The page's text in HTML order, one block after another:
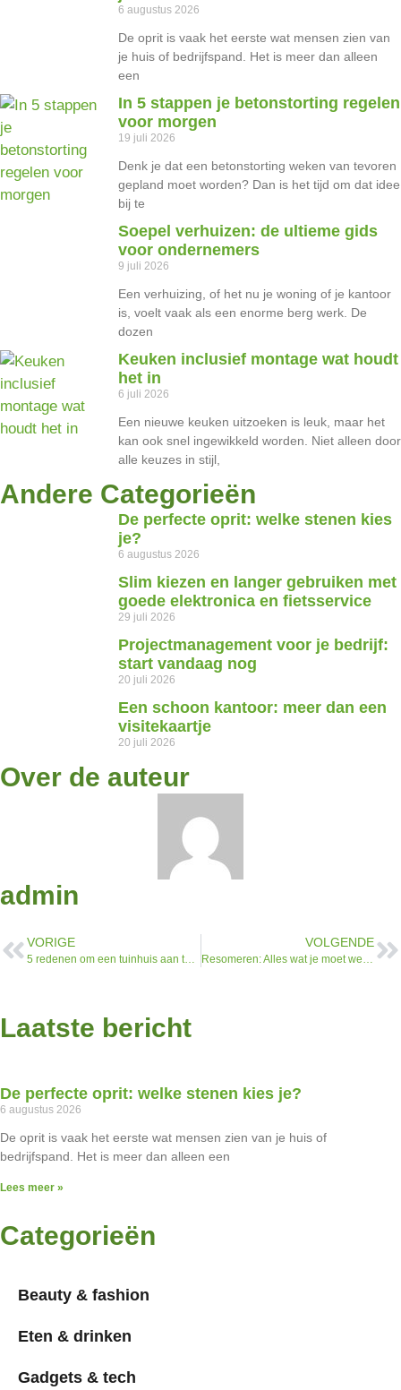
6 augustus 2026
De oprit is vaak het eerste wat mensen zien van
je huis of bedrijfspand. Het is meer dan alleen
een
In 5 stappen je betonstorting regelen
voor morgen
19 juli 2026
Denk je dat een betonstorting weken van tevoren
gepland moet worden? Dan is het tijd om dat idee
bij te
Soepel verhuizen: de ultieme gids
voor ondernemers
9 juli 2026
Een verhuizing, of het nu je woning of je kantoor
is, voelt vaak als een enorme berg werk. De
dozen
Keuken inclusief montage wat houdt
het in
6 juli 2026
Een nieuwe keuken uitzoeken is leuk, maar het
kan ook snel ingewikkeld worden. Niet alleen door
alle keuzes in stijl,
Andere Categorieën
De perfecte oprit: welke stenen kies
je?
6 augustus 2026
Slim kiezen en langer gebruiken met
goede elektronica en fietsservice
29 juli 2026
Projectmanagement voor je bedrijf:
start vandaag nog
20 juli 2026
Een schoon kantoor: meer dan een
visitekaartje
20 juli 2026
Over de auteur
admin
VORIGE VOLGENDE
Laatste bericht
De perfecte oprit: welke stenen kies je?
6 augustus 2026
De oprit is vaak het eerste wat mensen zien van je huis of
bedrijfspand. Het is meer dan alleen een
Lees meer »
Categorieën
Beauty & fashion
Eten & drinken
Gadgets & tech